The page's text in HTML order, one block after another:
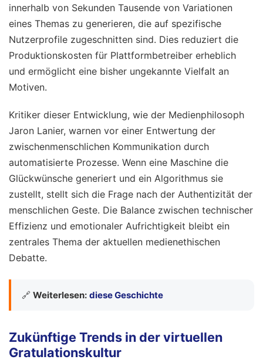
innerhalb von Sekunden Tausende von Variationen
eines Themas zu generieren, die auf spezifische
Nutzerprofile zugeschnitten sind. Dies reduziert die
Produktionskosten für Plattformbetreiber erheblich
und ermöglicht eine bisher ungekannte Vielfalt an
Motiven.
Kritiker dieser Entwicklung, wie der Medienphilosoph
Jaron Lanier, warnen vor einer Entwertung der
zwischenmenschlichen Kommunikation durch
automatisierte Prozesse. Wenn eine Maschine die
Glückwünsche generiert und ein Algorithmus sie
zustellt, stellt sich die Frage nach der Authentizität der
menschlichen Geste. Die Balance zwischen technischer
Effizienz und emotionaler Aufrichtigkeit bleibt ein
zentrales Thema der aktuellen medienethischen
Debatte.
🔗 Weiterlesen: diese Geschichte
Zukünftige Trends in der virtuellen
Gratulationskultur